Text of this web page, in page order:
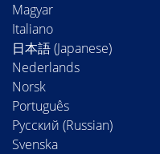
Magyar
Italiano
日本語 (Japanese)
Nederlands
Norsk
Português
Русский (Russian)
Svenska